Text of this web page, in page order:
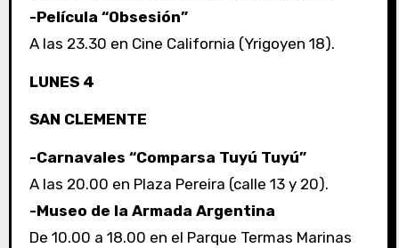
-Película “Obsesión”
A las 23.30 en Cine California (Yrigoyen 18).
LUNES 4
SAN CLEMENTE
-Carnavales “Comparsa Tuyú Tuyú”
A las 20.00 en Plaza Pereira (calle 13 y 20).
-Museo de la Armada Argentina
De 10.00 a 18.00 en el Parque Termas Marinas